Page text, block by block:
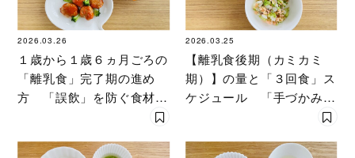
2026.03.26
１歳から１歳６ヵ月ごろの
「離乳食」完了期の進め
方 「誤飲」を防ぐ食材の
2026.03.25
【離乳食後期（カミカミ
期）】の量と「３回食」ス
ケジュール 「手づかみ食
べ」の始め方を専門家が伝